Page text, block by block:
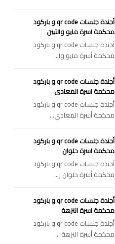
أجندة جلسات qr code و باركود
محكمة اسرة مايو والتبين
أجندة جلسات qr code و باركود
محكمة أسرة مايو وا...
أجندة جلسات qr code و باركود
محكمة اسرة المعادى
أجندة جلسات qr code و باركود
محكمة أسرة المعادي...
أجندة جلسات qr code و باركود
محكمة اسرة حلوان
أجندة جلسات qr code و باركود
محكمة أسرة حلوان ر...
أجندة جلسات qr code و باركود
محكمة اسرة النزهة
أجندة جلسات qr code و باركود
محكمة أسرة النزهة ...